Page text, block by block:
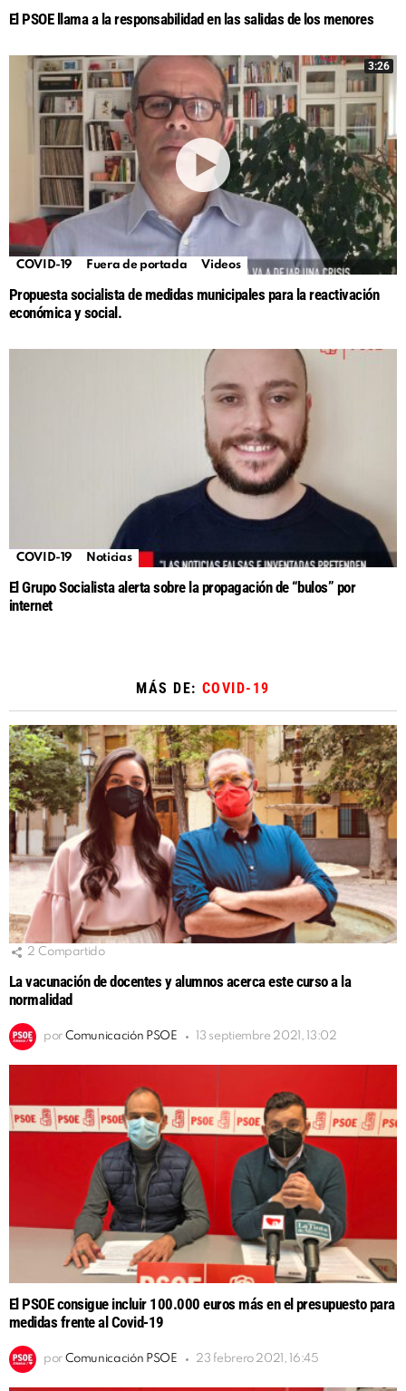
El PSOE llama a la responsabilidad en las salidas de los menores
3:26
COVID-19 Fuera de portada Videos
Propuesta socialista de medidas municipales para la reactivación
económica y social.
COVID-19 Noticias
El Grupo Socialista alerta sobre la propagación de “bulos” por
internet
MÁS DE: COVID-19
2 Compartido
La vacunación de docentes y alumnos acerca este curso a la
normalidad
por Comunicación PSOE 13 septiembre 2021, 13:02
El PSOE consigue incluir 100.000 euros más en el presupuesto para
medidas frente al Covid-19
por Comunicación PSOE 23 febrero 2021, 16:45